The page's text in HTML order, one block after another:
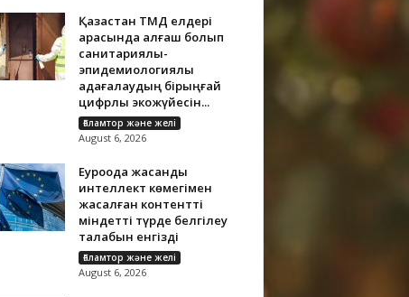
Қазақстан ТМД елдері
арасында алғаш болып
санитариялық-
эпидемиологиялық
қадағалаудың бірыңғай
цифрлық экожүйесін...
Ғаламтор және желі
August 6, 2026
Еуроодақ жасанды
интеллект көмегімен
жасалған контентті
міндетті түрде белгілеу
талабын енгізді
Ғаламтор және желі
August 6, 2026